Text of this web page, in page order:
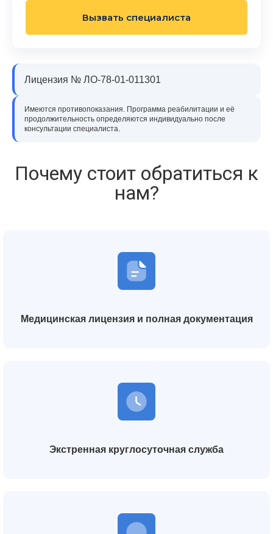
Вызвать специалиста
Лицензия № ЛО-78-01-011301
Имеются противопоказания. Программа реабилитации и её
продолжительность определяются индивидуально после
консультации специалиста.
Почему стоит обратиться к
нам?
Медицинская лицензия и полная документация
Экстренная круглосуточная служба